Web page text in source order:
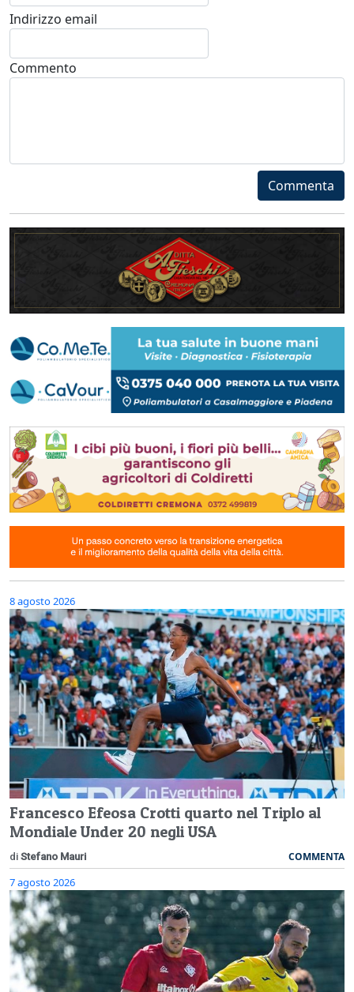
Indirizzo email
Commento
Commenta
8 agosto 2026
Francesco Efeosa Crotti quarto nel Triplo al
Mondiale Under 20 negli USA
di Stefano Mauri COMMENTA
7 agosto 2026